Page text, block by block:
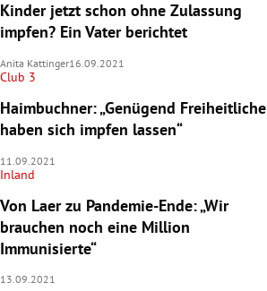
Kinder jetzt schon ohne Zulassung
impfen? Ein Vater berichtet
Anita Kattinger16.09.2021
Club 3
Haimbuchner: „Genügend Freiheitliche
haben sich impfen lassen“
11.09.2021
Inland
Von Laer zu Pandemie-Ende: „Wir
brauchen noch eine Million
Immunisierte“
13.09.2021